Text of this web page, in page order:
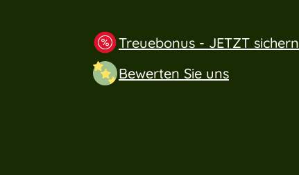
Treuebonus - JETZT sichern
Bewerten Sie uns